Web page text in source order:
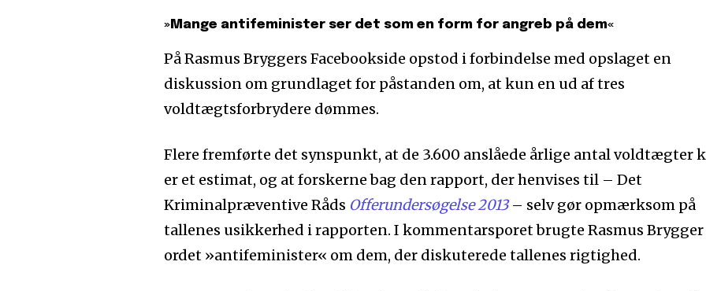
»Mange antifeminister ser det som en form for angreb på dem«
På Rasmus Bryggers Facebookside opstod i forbindelse med opslaget en
diskussion om grundlaget for påstanden om, at kun en ud af tres
voldtægtsforbrydere dømmes.
Flere fremførte det synspunkt, at de 3.600 anslåede årlige antal voldtægter
er et estimat, og at forskerne bag den rapport, der henvises til – Det
Kriminalpræventive Råds Offerundersøgelse 2013– selv gør opmærksom på
tallenes usikkerhed i rapporten. I kommentarsporet brugte Rasmus Brygger
ordet »antifeminister« om dem, der diskuterede tallenes rigtighed.